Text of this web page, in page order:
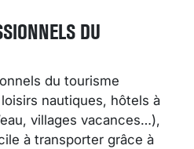
DU
du tourisme
nautiques, hôtels à
villages vacances…),
à transporter grâce à